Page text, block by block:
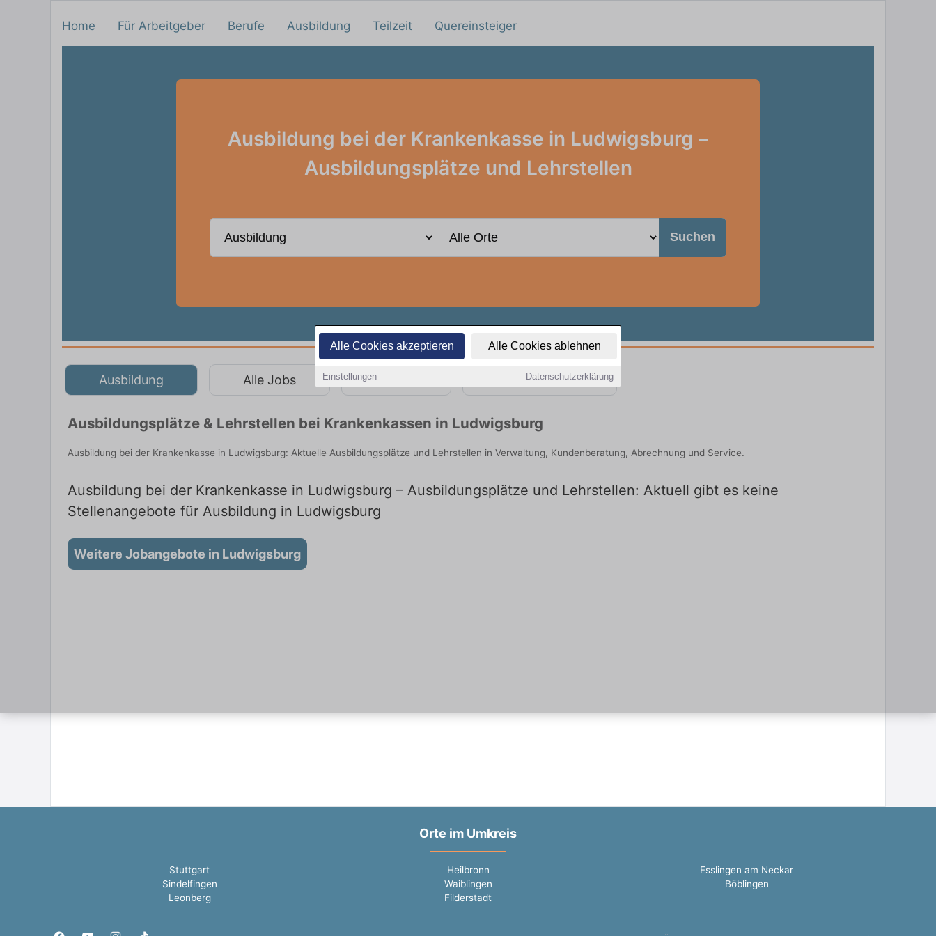
Alle Cookies akzeptieren Alle Cookies ablehnen
Einstellungen Datenschutzerklärung
Home Für Arbeitgeber Berufe Ausbildung Teilzeit Quereinsteiger
Ausbildung bei der Krankenkasse in Ludwigsburg –
Ausbildungsplätze und Lehrstellen
Suchen
Ausbildung Alle Jobs Teilzeit Quereinsteiger
Ausbildungsplätze & Lehrstellen bei Krankenkassen in Ludwigsburg
Ausbildung bei der Krankenkasse in Ludwigsburg: Aktuelle Ausbildungsplätze und Lehrstellen in Verwaltung, Kundenberatung, Abrechnung und Service.
Ausbildung bei der Krankenkasse in Ludwigsburg – Ausbildungsplätze und Lehrstellen: Aktuell gibt es keine
Stellenangebote für Ausbildung in Ludwigsburg
Weitere Jobangebote in Ludwigsburg
Orte im Umkreis
Stuttgart Heilbronn
Esslingen am Neckar
Sindelfingen
Waiblingen
Böblingen
Leonberg
Filderstadt